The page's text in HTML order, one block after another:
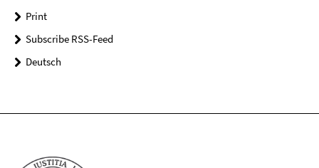
Print
Subscribe RSS-Feed
Deutsch